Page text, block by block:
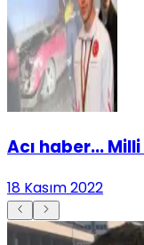
Acı haber...
18 Kasım 2022